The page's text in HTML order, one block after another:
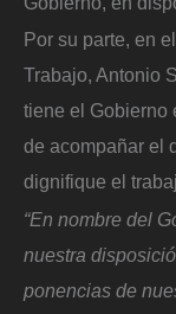
Por su parte, en
Trabajo, Antonio
tiene el Gobierno
de acompañar el
dignifique el
“En nombre del
nuestra
ponencias de